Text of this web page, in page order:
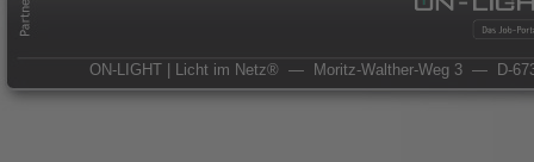
ON-LIGHT | Licht im Netz® — Moritz-Walther-Weg 3 — D-